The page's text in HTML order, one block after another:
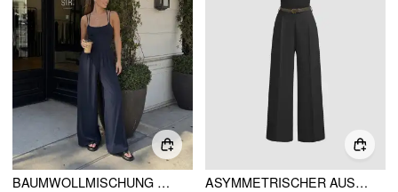
BAUMWOLLMISCHUNG MID RISE AUSSCHNITT TWIST KNOTEN RUCHEDUNG WEITES BEIN JUMPSUIT
ASYMMETRISCHER AUSSCHNITT RAFFUNG OVERALL MIT GÜRTEL